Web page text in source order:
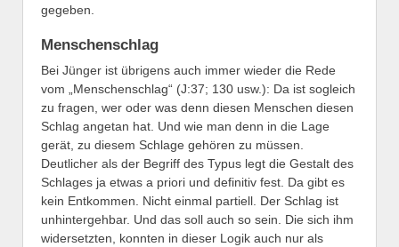
gegeben.
Menschenschlag
Bei Jünger ist übrigens auch immer wieder die Rede
vom „Menschenschlag“ (J:37; 130 usw.): Da ist sogleich
zu fragen, wer oder was denn diesen Menschen diesen
Schlag angetan hat. Und wie man denn in die Lage
gerät, zu diesem Schlage gehören zu müssen.
Deutlicher als der Begriff des Typus legt die Gestalt des
Schlages ja etwas a priori und definitiv fest. Da gibt es
kein Entkommen. Nicht einmal partiell. Der Schlag ist
unhintergehbar. Und das soll auch so sein. Die sich ihm
widersetzten, konnten in dieser Logik auch nur als